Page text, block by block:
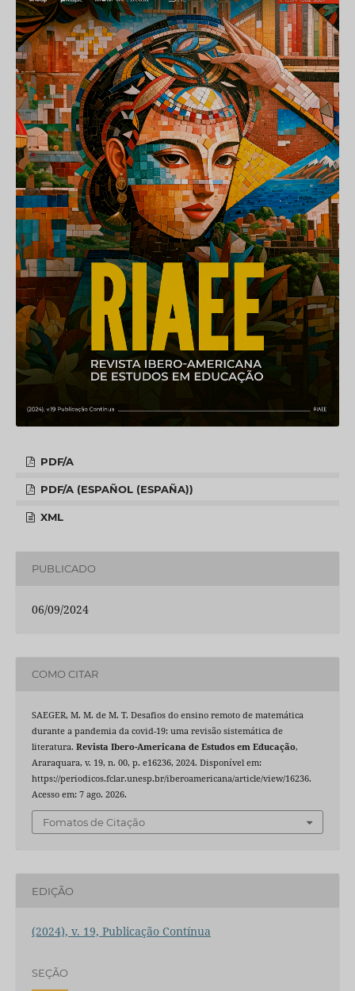
PDF/A
PDF/A (ESPAÑOL (ESPAÑA))
XML
PUBLICADO
06/09/2024
COMO CITAR
SAEGER, M. M. de M. T. Desafios do ensino remoto de matemática
durante a pandemia da covid-19: uma revisão sistemática de
literatura. Revista Ibero-Americana de Estudos em Educação,
Araraquara, v. 19, n. 00, p. e16236, 2024. Disponível em:
https://periodicos.fclar.unesp.br/iberoamericana/article/view/16236.
Acesso em: 7 ago. 2026.
Fomatos de Citação
EDIÇÃO
(2024), v. 19, Publicação Contínua
SEÇÃO